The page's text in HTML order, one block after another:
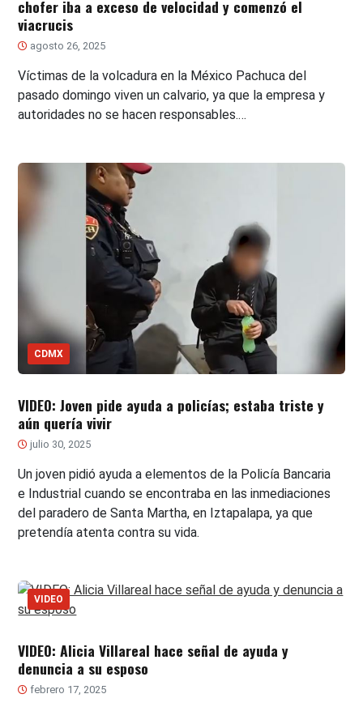
chofer iba a exceso de velocidad y comenzó el
viacrucis
agosto 26, 2025
Víctimas de la volcadura en la México Pachuca del
pasado domingo viven un calvario, ya que la empresa y
autoridades no se hacen responsables.…
CDMX
VIDEO: Joven pide ayuda a policías; estaba triste y
aún quería vivir
julio 30, 2025
Un joven pidió ayuda a elementos de la Policía Bancaria
e Industrial cuando se encontraba en las inmediaciones
del paradero de Santa Martha, en Iztapalapa, ya que
pretendía atenta contra su vida.
VIDEO
VIDEO: Alicia Villareal hace señal de ayuda y
denuncia a su esposo
febrero 17, 2025